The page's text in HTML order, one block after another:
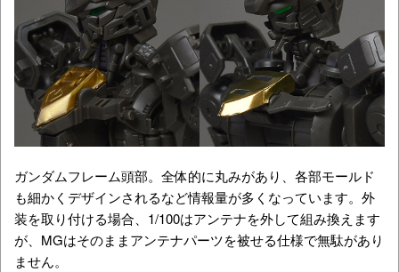
ガンダムフレーム頭部。全体的に丸みがあり、各部モールド
も細かくデザインされるなど情報量が多くなっています。外
装を取り付ける場合、1/100はアンテナを外して組み換えます
が、MGはそのままアンテナパーツを被せる仕様で無駄があり
ません。